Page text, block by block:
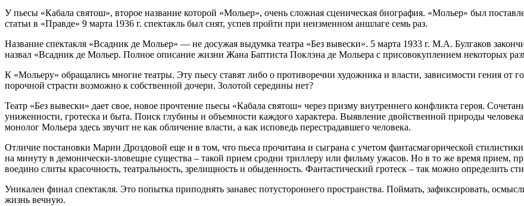
У пьесы «Кабала святош», второе название которой «Мольер», очень сложная сценическая биография. «Мольер» был
статьи в «Правде» 9 марта 1936 г. спектакль был снят, успев пройти при неизменном аншлаге семь раз.
Название спектакля «Всадник де Мольер» — не досужая выдумка театра «Без вывески». 5 марта 1933 г. М.А. Булгаков
назвал «Всадник де Мольер. Полное описание жизни Жана Баптиста Поклэна де Мольера с присовокуплением некоторых
К «Мольеру» обращались многие театры. Эту пьесу ставят либо о противоречии художника и власти, зависимости гения
порочной страсти возможно к собственной дочери. Золотой середины нет?
Театр «Без вывески» дает свое, новое прочтение пьесы «Кабала святош» через призму внутреннего конфликта героя.
униженности, гротеска и быта. Поиск глубины и объемности каждого характера. Выявление двойственной природы
монолог Мольера здесь звучит не как обличение власти, а как исповедь перестрадавшего человека.
Отличие постановки Марии Дроздовой еще и в том, что пьеса прочитана и сыграна с учетом фантасмагорической
на минуту в демонически-зловещие существа – такой прием сродни триллеру или фильму ужасов. Но в то же время прием,
воедино слиты красочность, театральность, зрелищность и обыденность. Фантастический гротеск – так можно определить
Уникален финал спектакля. Это попытка приподнять занавес потустороннего пространства. Поймать, зафиксировать,
жизнь вечную.